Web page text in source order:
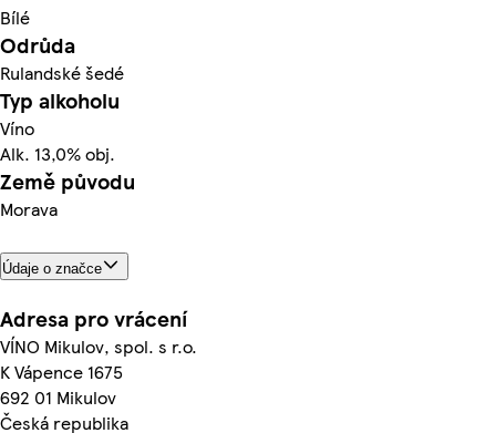
Bílé
Odrůda
Rulandské šedé
Typ alkoholu
Víno
Alk. 13,0% obj.
Země původu
Morava
Údaje o značce
Adresa pro vrácení
VÍNO Mikulov, spol. s r.o.
K Vápence 1675
692 01 Mikulov
Česká republika